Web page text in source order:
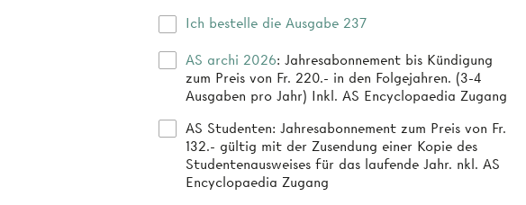
Ich bestelle die Ausgabe 237
AS archi 2026: Jahresabonnement bis Kündigung
zum Preis von Fr. 220.- in den Folgejahren. (3-4
Ausgaben pro Jahr) Inkl. AS Encyclopaedia Zugang
AS Studenten: Jahresabonnement zum Preis von Fr.
132.- gültig mit der Zusendung einer Kopie des
Studentenausweises für das laufende Jahr. nkl. AS
Encyclopaedia Zugang